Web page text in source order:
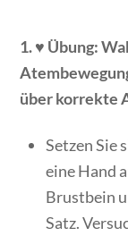
1. ♥ Übung:
über korrekte
Setzen Sie
eine Hand
Brustbein
Satz.